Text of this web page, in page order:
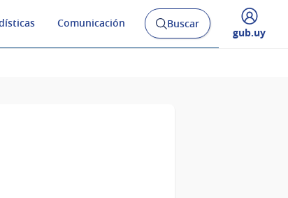
Comunicación
Abrir
buscador
Buscar
Desplegar
gub.uy